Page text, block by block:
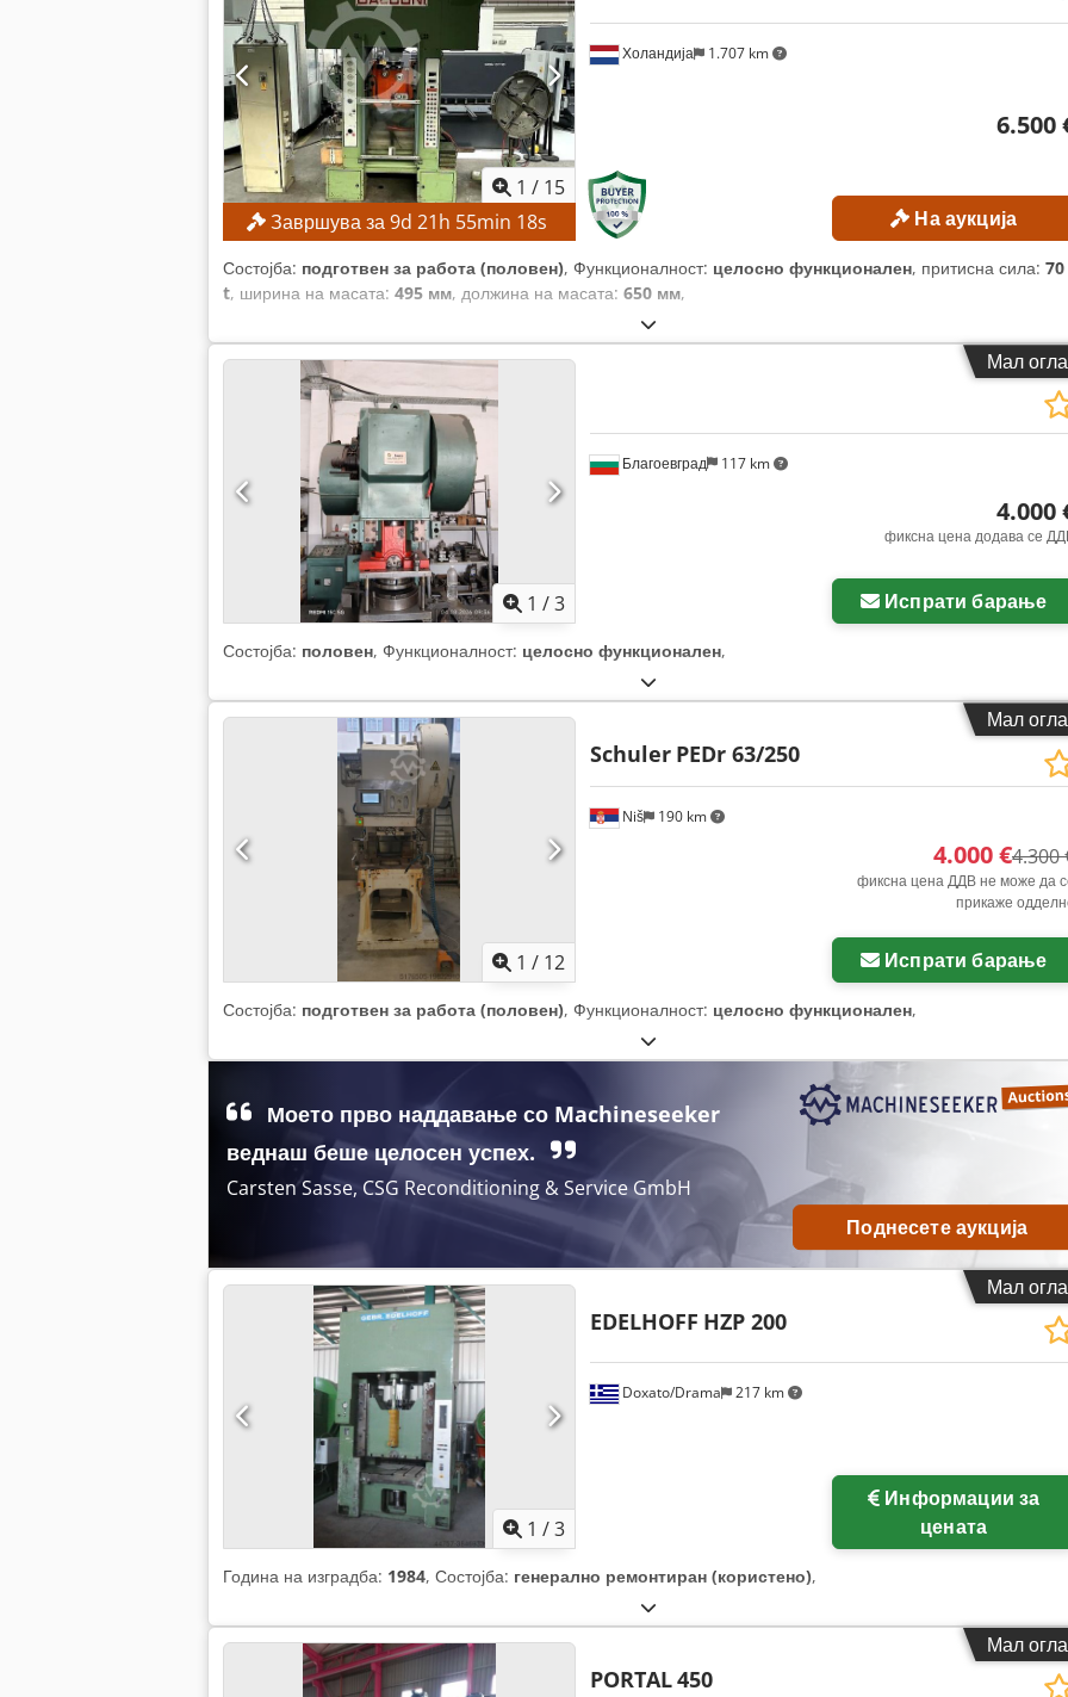
1 / 15
Завршува за9d 21h 55min 17s
Холандија 1.707 km
6.500
На аукција
Состојба: подготвен за работа (половен), Функционалност: целосно функционален, притисна сила: 70
t, ширина на масата: 495 мм, должина на масата: 650 мм,
Мал
1 /3
Благоевград 117 km
4.000
фиксна цена додава се
Испрати барање
Состојба: половен, Функционалност: целосно функционален,
Мал
1 / 12
Niš 190 km
Schuler PEDr 63/250
4.000 €4.300
фиксна цена ДДВ не може да
прикаже
Испрати барање
Состојба: подготвен за работа (половен), Функционалност: целосно функционален,
Моето прво наддавање со Machineseeker
веднаш беше целосен успех.
Carsten Sasse, CSG Reconditioning & Service GmbH
Поднесете аукција
Мал
1 /3
Doxato/Drama 217 km
EDELHOFF HZP 200
цената
Година на изградба: 1984, Состојба: генерално ремонтиран (користено),
Мал
PORTAL450